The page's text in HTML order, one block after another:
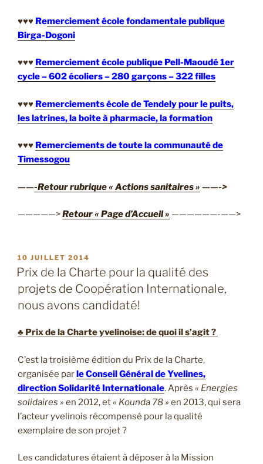
♥♥♥ Remerciement école fondamentale publique
Birga-Dogoni
♥♥♥ Remerciement école publique Pell-Maoudé 1er
cycle – 602 écoliers – 280 garçons – 322 filles
♥♥♥ Remerciements école de Tendely pour le puits,
les latrines, la boite à pharmacie, la formation
♥♥♥ Remerciements de toute la communauté de
Timessogou
——-Retour rubrique « Actions sanitaires » ——->
—————>Retour « Page d’Accueil » ——————-——>
PUBLIÉ
LE
10 JUILLET 2014
Prix de la Charte pour la qualité des
projets de Coopération Internationale,
nous avons candidaté!
♣ Prix de la Charte yvelinoise: de quoi il s’agit ?
C’est la troisième édition du Prix de la Charte,
organisée parle Conseil Général de Yvelines,
direction Solidarité Internationale. Après « Energies
solidaires » en 2012, et« Kounda 78 » en 2013, qui sera
l’acteur yvelinois récompensé pour la qualité
exemplaire de son projet ?
Les candidatures étaient à déposer à la Mission